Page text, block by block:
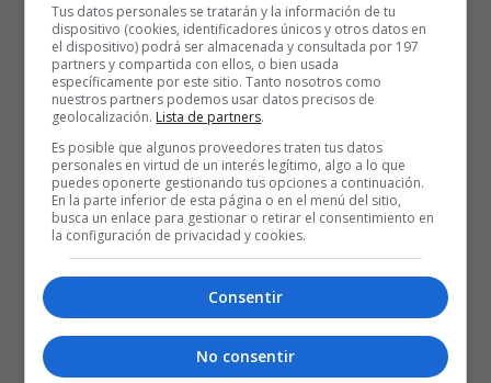
Árbitros: Antonio Conde, Alberto Sánchez Sixto y Javier Torres.
Señalaron falta técnica a los visitantes Taylor (min.26) y Heurtel
(min.29) y a los locales Ivanovic y Granger (min.28).
Incidencias: partido correspondiente a la octava jornada de la Liga
Endesa disputado en el Fernando Buesa Arena de Vitoria ante
10.038 espectadores. Se guardó un minuto de silencio en memoria
del árbitro Juan López Vicente.
slider
Tus datos personales se tratarán y la información de tu
dispositivo (cookies, identificadores únicos y otros datos en
el dispositivo) podrá ser almacenada y consultada por 197
partners y compartida con ellos, o bien usada
específicamente por este sitio. Tanto nosotros como
nuestros partners podemos usar datos precisos de
geolocalización. Lista de partners.
Es posible que algunos proveedores traten tus datos
personales en virtud de un interés legítimo, algo a lo que
puedes oponerte gestionando tus opciones a continuación.
En la parte inferior de esta página o en el menú del sitio,
busca un enlace para gestionar o retirar el consentimiento en
la configuración de privacidad y cookies.
Consentir
No consentir